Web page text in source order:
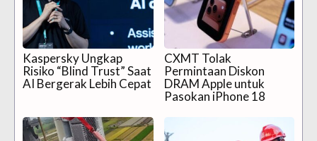
Kaspersky Ungkap
Risiko “Blind Trust” Saat
AI Bergerak Lebih Cepat
CXMT Tolak
Permintaan Diskon
DRAM Apple untuk
Pasokan iPhone 18